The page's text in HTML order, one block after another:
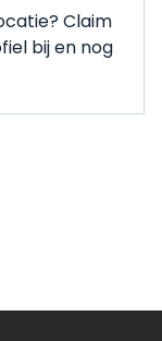
Claim
bij en nog